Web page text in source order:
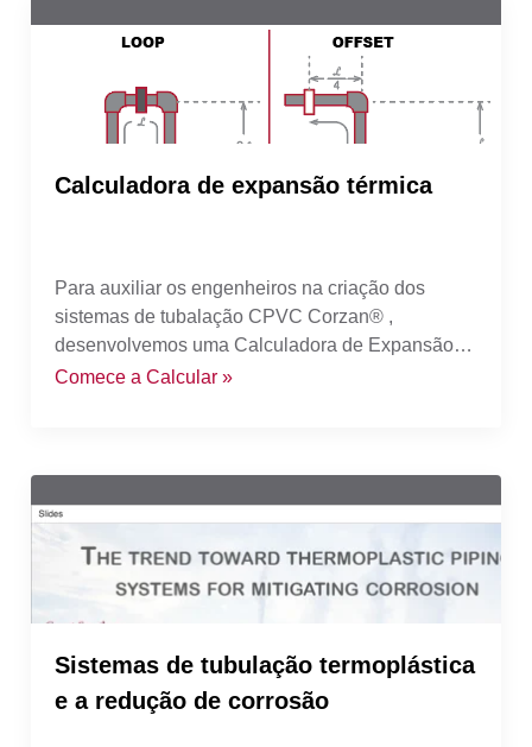
Calculadora de expansão térmica
Para auxiliar os engenheiros na criação dos
sistemas de tubalação CPVC Corzan® ,
desenvolvemos uma Calculadora de Expansão
de Tubos.
Comece a Calcular »
Sistemas de tubulação termoplástica
e a redução de corrosão